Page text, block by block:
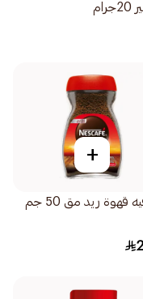
+
قهوة ريد مق 50 جم